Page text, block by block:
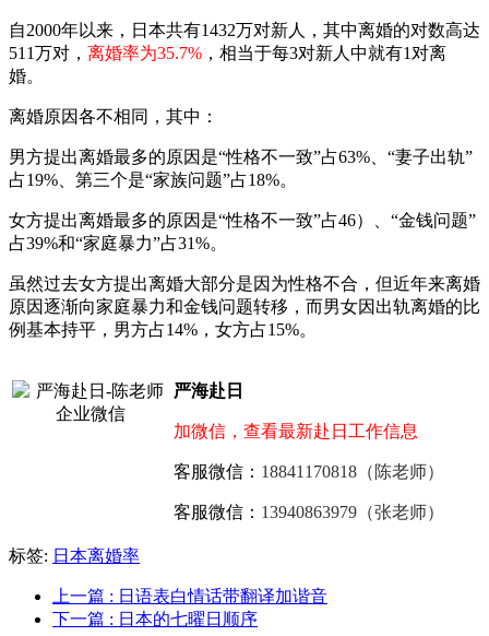
自2000年以来，日本共有1432万对新人，其中离婚的对数高达
511万对， 离婚率为35.7% ，相当于每3对新人中就有1对离
婚。
离婚原因各不相同，其中：
男方提出离婚最多的原因是“性格不一致”占63%、“妻子出轨”
占19%、第三个是“家族问题”占18%。
女方提出离婚最多的原因是“性格不一致”占46）、“金钱问题”
占39%和“家庭暴力”占31%。
虽然过去女方提出离婚大部分是因为性格不合，但近年来离婚
原因逐渐向家庭暴力和金钱问题转移，而男女因出轨离婚的比
例基本持平，男方占14%，女方占15%。
严海赴日
加微信，查看最新赴日工作信息
客服微信： 18841170818（陈老师）
客服微信： 13940863979（张老师）
标签: 日本离婚率
上一篇 : 日语表白情话带翻译加谐音
下一篇 : 日本的七曜日顺序